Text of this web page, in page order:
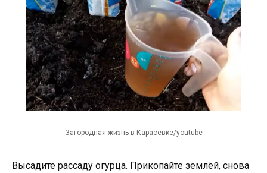
Загородная жизнь в Карасевке/youtube
Высадите рассаду огурца. Прикопайте землёй, снова